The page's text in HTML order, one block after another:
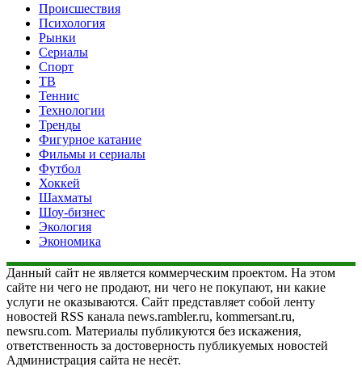
Происшествия
Психология
Рынки
Сериалы
Спорт
ТВ
Теннис
Технологии
Тренды
Фигурное катание
Фильмы и сериалы
Футбол
Хоккей
Шахматы
Шоу-бизнес
Экология
Экономика
Данный сайт не является коммерческим проектом. На этом
сайте ни чего не продают, ни чего не покупают, ни какие
услуги не оказываются. Сайт представляет собой ленту
новостей RSS канала news.rambler.ru, kommersant.ru,
newsru.com. Материалы публикуются без искажения,
ответственность за достоверность публикуемых новостей
Администрация сайта не несёт.